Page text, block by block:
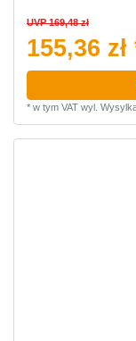
UVP 169,48 zł
155,36 zł
* w tym VATwyl.